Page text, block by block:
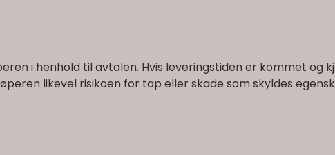
i henhold til avtalen. Hvis leveringstiden er kommet og
likevel risikoen for tap eller skade som skyldes